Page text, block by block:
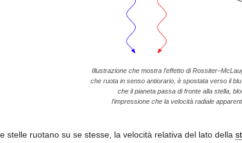
Illustrazione che mostra l’effetto di
che ruota in senso antiorario, è spostata verso il
che il pianeta passa di fronte alla stella,
l’impressione che la velocità radiale
stelle ruotano su se stesse, la velocità relativa del lato della